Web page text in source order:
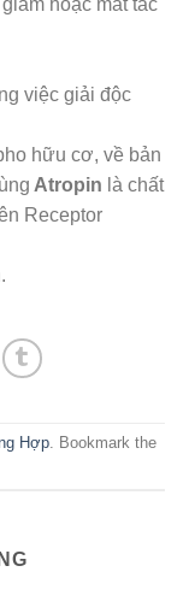
hoặc mất tác
việc giải độc
hữu cơ, về bản
Atropin là chất
Receptor
Hợp. Bookmark the